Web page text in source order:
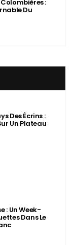
:
Du
Des Écrins :
Un Plateau
: Un Week-
Dans Le